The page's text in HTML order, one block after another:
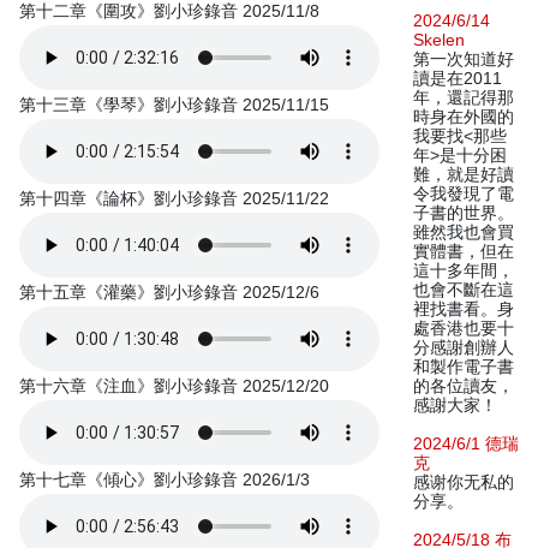
第十二章《圍攻》劉小珍錄音 2025/11/8
第十三章《學琴》劉小珍錄音 2025/11/15
第十四章《論杯》劉小珍錄音 2025/11/22
第十五章《灌藥》劉小珍錄音 2025/12/6
第十六章《注血》劉小珍錄音 2025/12/20
第十七章《傾心》劉小珍錄音 2026/1/3
2024/6/14
Skelen
第一次知道好
讀是在2011
年，還記得那
時身在外國的
我要找<那些
年>是十分困
難，就是好讀
令我發現了電
子書的世界。
雖然我也會買
實體書，但在
這十多年間，
也會不斷在這
裡找書看。身
處香港也要十
分感謝創辦人
和製作電子書
的各位讀友，
感謝大家！
2024/6/1 德瑞
克
感谢你无私的
分享。
2024/5/18 布